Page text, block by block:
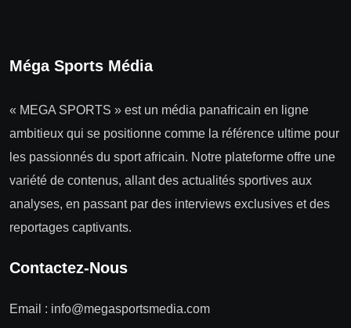
Méga Sports Média
« MEGA SPORTS » est un média panafricain en ligne
ambitieux qui se positionne comme la référence ultime pour
les passionnés du sport africain. Notre plateforme offre une
variété de contenus, allant des actualités sportives aux
analyses, en passant par des interviews exclusives et des
reportages captivants.
Contactez-Nous
Email : info@megasportsmedia.com